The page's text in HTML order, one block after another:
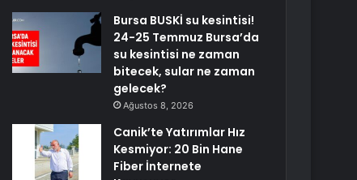
Bursa BUSKİ su kesintisi!
24-25 Temmuz Bursa’da
su kesintisi ne zaman
bitecek, sular ne zaman
gelecek?
Ağustos 8, 2026
Canik’te Yatırımlar Hız
Kesmiyor: 20 Bin Hane
Fiber İnternete